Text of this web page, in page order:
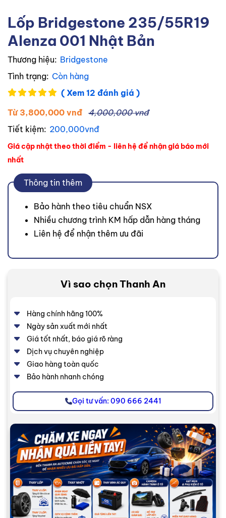
Lốp Bridgestone 235/55R19
Alenza 001 Nhật Bản
Thương hiệu: Bridgestone
Tình trạng: Còn hàng
( Xem 12 đánh giá )
Từ 3,800,000 vnđ 4,000,000 vnđ
Tiết kiệm: 200,000vnđ
Giá cập nhật theo thời điểm - liên hệ để nhận giá báo mới
nhất
Thông tin thêm
Bảo hành theo tiêu chuẩn NSX
Nhiều chương trình KM hấp dẫn hàng tháng
Liên hệ để nhận thêm ưu đãi
Vì sao chọn Thanh An
Hàng chính hãng 100%
Ngày sản xuất mới nhất
Giá tốt nhất, báo giá rõ ràng
Dịch vụ chuyên nghiệp
Giao hàng toàn quốc
Bảo hành nhanh chóng
Gọi tư vấn: 090 666 2441